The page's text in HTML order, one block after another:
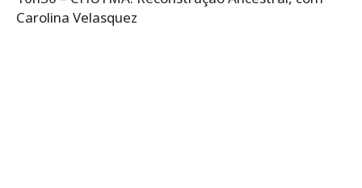
Carolina Velasquez